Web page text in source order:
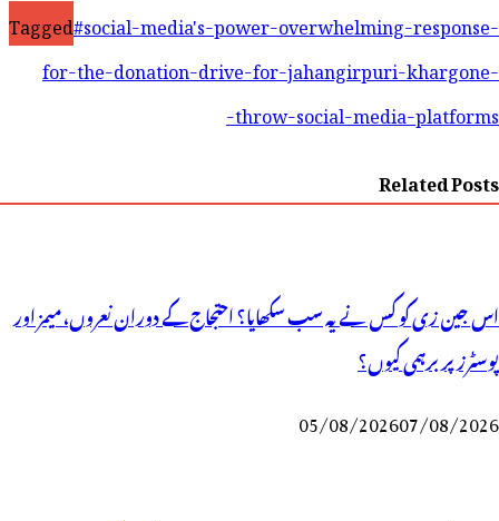
Tagged#social-media's-power-overwhelming-response-
for-the-donation-drive-for-jahangirpuri-khargone-
throw-social-media-platforms-
Related Posts
اس جین زی کو کس نے یہ سب سکھایا؟ احتجاج کے دوران نعروں، میمز اور
پوسٹرز پر برہمی کیوں؟
05/08/202607/08/2026